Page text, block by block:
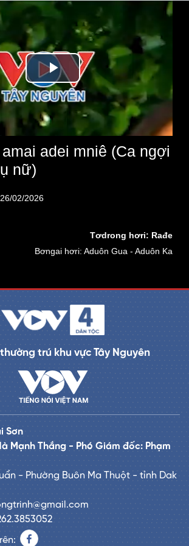
Play
Video
adei mniê (Ca ngợi
nữ)
02/2026
Tơdrong hơri: Rađe
Bơngai hơri: Aduôn Gua - Aduôn Ka
trú khu vực Tây Nguyên
Sơn
Mạnh Thắng - Phó Giám đốc: Phạm
- Phường Buôn Ma Thuột - tỉnh Dak